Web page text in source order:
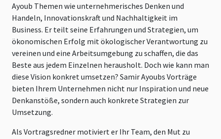
Ayoub Themen wie unternehmerisches Denken und
Handeln, Innovationskraft und Nachhaltigkeit im
Business. Er teilt seine Erfahrungen und Strategien, um
ökonomischen Erfolg mit ökologischer Verantwortung zu
vereinen und eine Arbeitsumgebung zu schaffen, die das
Beste aus jedem Einzelnen herausholt. Doch wie kann man
diese Vision konkret umsetzen? Samir Ayoubs Vorträge
bieten Ihrem Unternehmen nicht nur Inspiration und neue
Denkanstöße, sondern auch konkrete Strategien zur
Umsetzung.
Als Vortragsredner motiviert er Ihr Team, den Mut zu